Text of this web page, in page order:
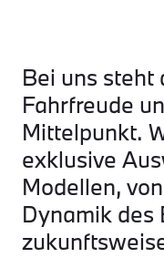
Bei uns steht
Fahrfreude
Mittelpunkt.
exklusive
Modellen,
Dynamik des